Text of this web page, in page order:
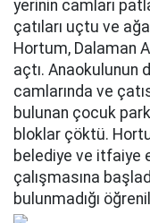
yerinin camları
çatıları uçtu ve
Hortum, Dalaman
açtı. Anaokulunun
camlarında ve
bulunan çocuk
bloklar çöktü.
belediye ve itfaiye
çalışmasına
bulunmadığı